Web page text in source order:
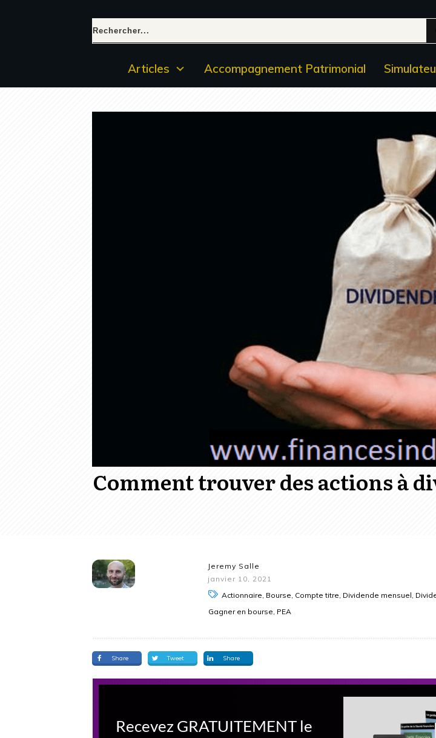
Articles Accompagnement Patrimonial
Comment trouver des actions à
Jeremy Salle
janvier 10, 2021
Actionnaire, Bourse, Compte titre, Dividende mensuel,
Gagner en bourse, PEA
Share Tweet Share